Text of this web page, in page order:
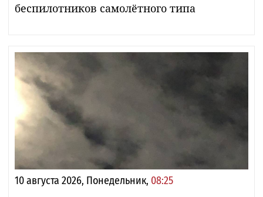
беспилотников самолётного типа
10 августа 2026, Понедельник, 08:25